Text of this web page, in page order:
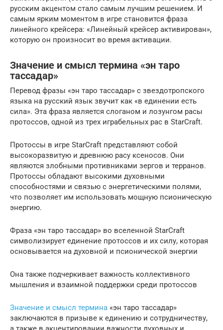
русским акцентом стало самым лучшим решением. И
самым ярким моментом в игре становится фраза
линейного крейсера: «Линейный крейсер активирован»,
которую он произносит во время активации.
Значение и смысл термина «эн таро
тассадар»
Перевод фразы «эн таро тассадар» с звездотропского
языка на русский язык звучит как «в единении есть
сила». Эта фраза является слоганом и лозунгом расы
протоссов, одной из трех играбельных рас в StarCraft.
Протоссы в игре StarCraft представляют собой
высокоразвитую и древнюю расу ксеносов. Они
являются злобными противниками зергов и терранов.
Протоссы обладают высокими духовными
способностями и связью с энергетическими полями,
что позволяет им использовать мощную псионическую
энергию.
Фраза «эн таро тассадар» во вселенной StarCraft
символизирует единение протоссов и их силу, которая
основывается на духовной и псионической энергии
Она также подчеркивает важность коллективного
мышления и взаимной поддержки среди протоссов
Значение и смысл термина «эн таро тассадар»
заключаются в призыве к единению и сотрудничеству,